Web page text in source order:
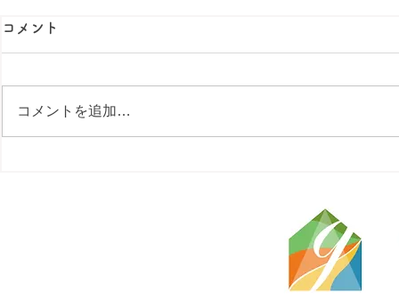
コメント
コメントを追加…